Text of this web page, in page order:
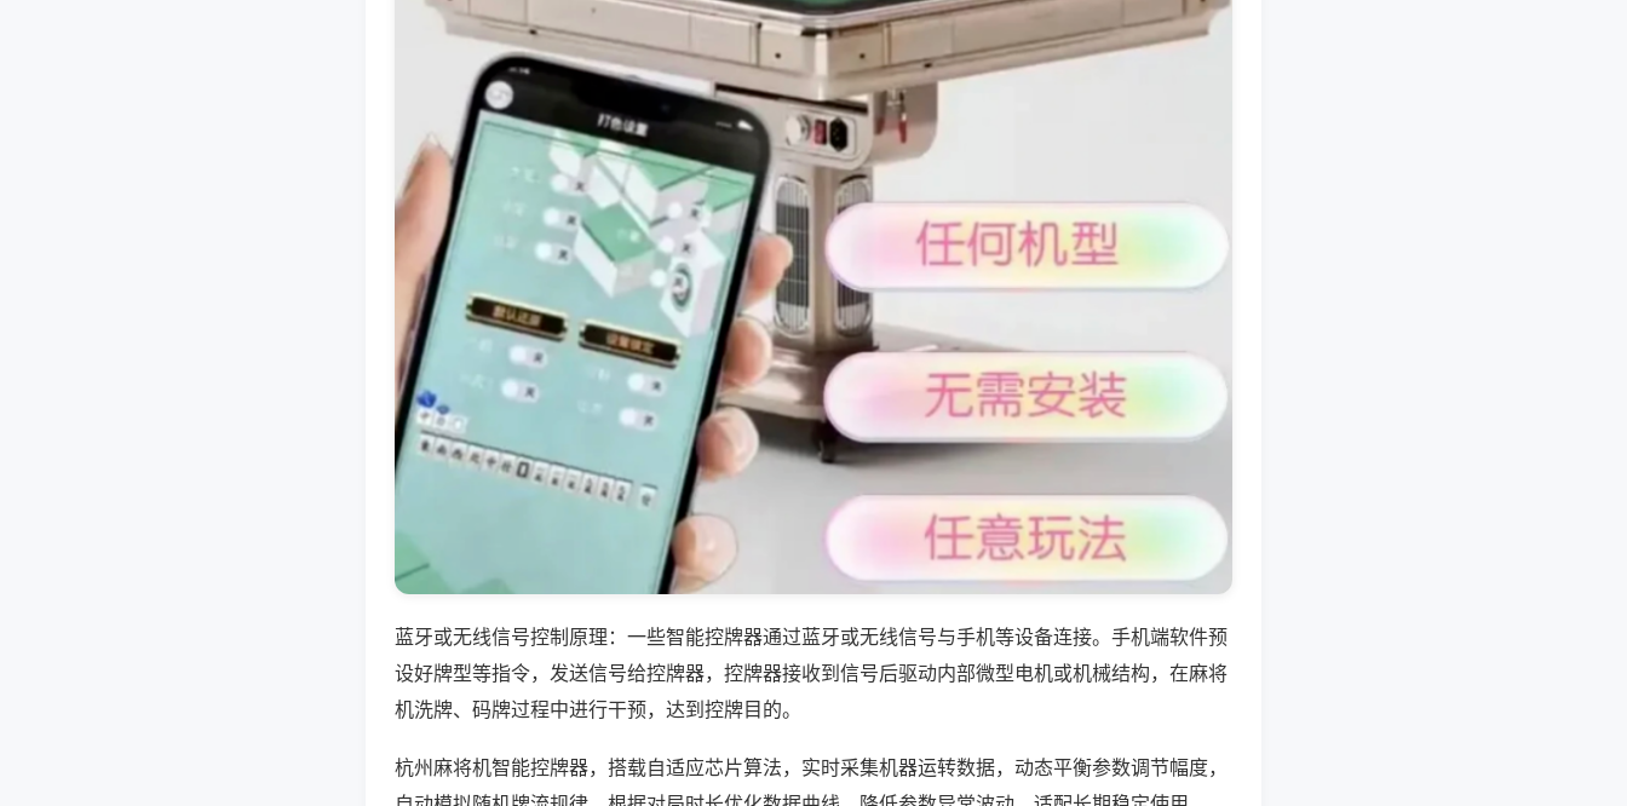
蓝牙或无线信号控制原理：一些智能控牌器通过蓝牙或无线信号与手机等设备连接。手机端软件预
设好牌型等指令，发送信号给控牌器，控牌器接收到信号后驱动内部微型电机或机械结构，在麻将
机洗牌、码牌过程中进行干预，达到控牌目的。
杭州麻将机智能控牌器，搭载自适应芯片算法，实时采集机器运转数据，动态平衡参数调节幅度，